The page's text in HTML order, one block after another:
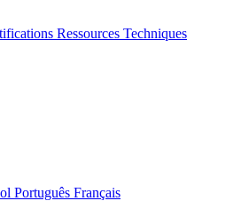
Ressources Techniques
Português Français